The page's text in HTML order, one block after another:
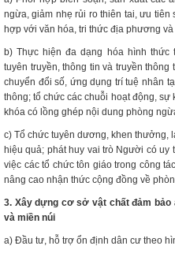
ngừa, giảm nhẹ rủi ro thiên tai, ưu
hợp với văn hóa, tri thức địa phương
b) Thực hiện đa dạng hóa hình thức
tuyên truyền, thông tin và truyền
chuyển đổi số, ứng dụng trí tuệ nhân
thông; tổ chức các chuỗi hoạt động,
khóa có lồng ghép nội dung phòng
c) Tổ chức tuyên dương, khen thưởng,
hiệu quả; phát huy vai trò Người có
việc các tổ chức tôn giáo trong công
nâng cao nhận thức cộng đồng về
3. Xây dựng cơ sở vật chất đảm bảo
và miền núi
a) Đầu tư, hỗ trợ ổn định dân cư theo